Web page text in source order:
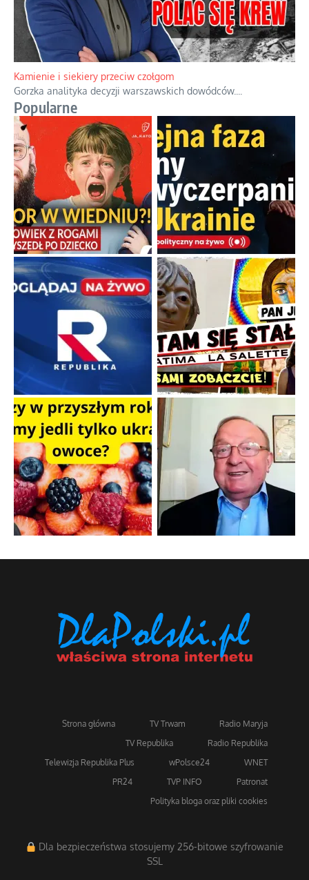
Familijny spór o biskupie sakry
Rodzinna polemika wokół sakr w Écône.
Kamienie i siekiery przeciw czołgom
Gorzka analityka decyzji warszawskich dowódców....
Popularne